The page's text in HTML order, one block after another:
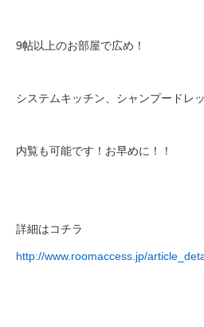
9帖以上のお部屋で広め！
システムキッチン、シャンプードレ
内覧も可能です！お早めに！！
詳細はコチラ
http://www.roomaccess.jp/